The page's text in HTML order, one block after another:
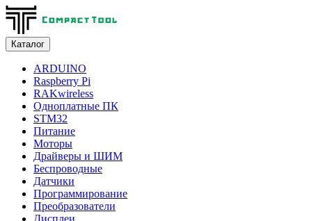
Каталог
ARDUINO
Raspberry Pi
RAKwireless
Одноплатные ПК
STM32
Питание
Моторы
Драйверы и ШИМ
Беспроводные
Датчики
Программирование
Преобразователи
Дисплеи